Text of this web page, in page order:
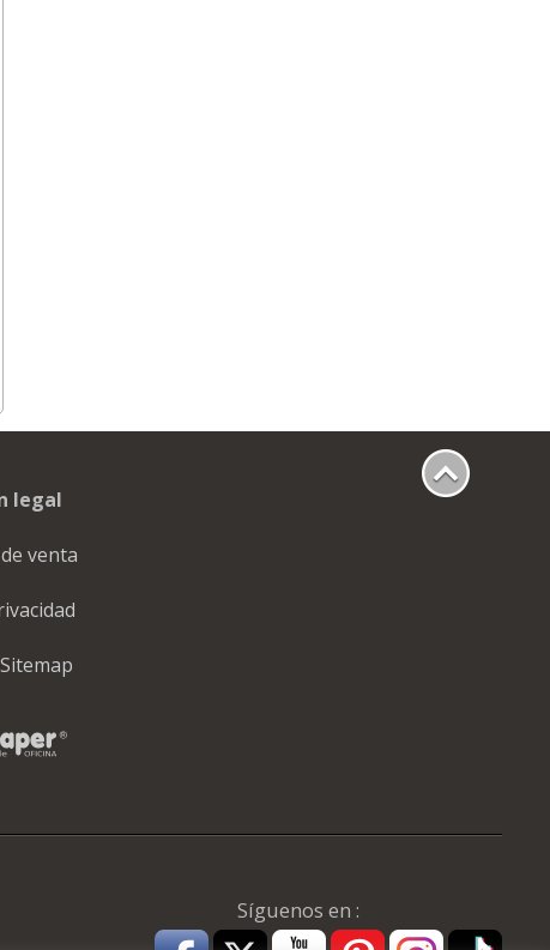
legal
venta
Síguenos en :